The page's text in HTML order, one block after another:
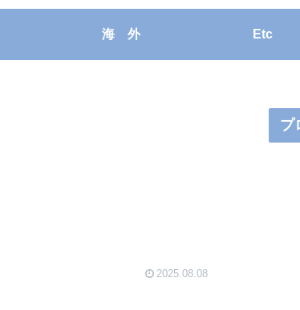
海 外 Etc
2025.08.08
プ